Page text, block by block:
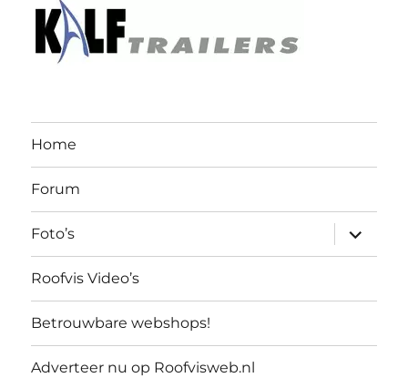
Home
Forum
Foto’s
Roofvis Video’s
Betrouwbare webshops!
Adverteer nu op Roofvisweb.nl